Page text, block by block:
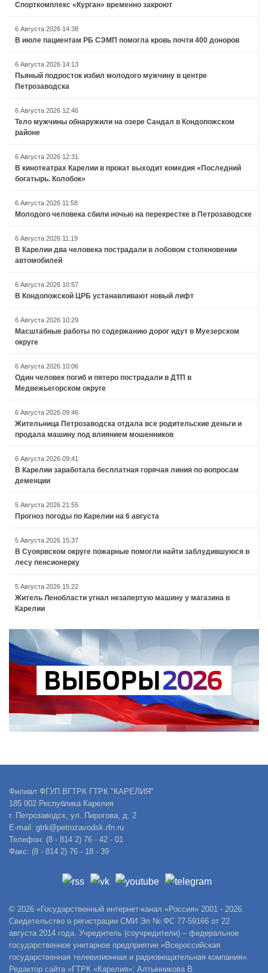
Спорткомплекс «Курган» временно закроют
6 Августа 2026 14:38
В июле пациентам РБ СЭМП помогла кровь почти 400 доноров
6 Августа 2026 14:13
Пьяный подросток избил молодого мужчину в центре
Петрозаводска
6 Августа 2026 12:46
Тело мужчины обнаружили на озере Сандал в Кондопожском
районе
6 Августа 2026 12:31
В кинотеатрах Карелии в прокат выходит комедия «Последний
богатырь. Колобок»
6 Августа 2026 11:58
Молодого человека сбили ночью на перекрестке в Петрозаводске
6 Августа 2026 11:19
В Карелии два человека пострадали в лобовом столкновении
автомобилей
6 Августа 2026 10:57
В Кондопожской ЦРБ устанавливают новый лифт
6 Августа 2026 10:29
Масштабные работы по содержанию дорог идут в Муезерском
округе
6 Августа 2026 10:06
Один человек погиб и пятеро пострадали в ДТП в
Медвежьегорском округе
6 Августа 2026 09:46
Жительница Петрозаводска отдала все родительские деньги и
продала машину под влиянием мошенников
6 Августа 2026 09:41
В Карелии заработала бесплатная горячая линия по вопросам
деменции
5 Августа 2026 21:55
Прогноз погоды по Карелии на 6 августа
5 Августа 2026 15:37
В Суоярвском округе пожарные помогли найти заблудившуюся в
лесу пенсионерку
5 Августа 2026 15:22
Житель Ленобласти угнал незапертую машину у магазина в
Карелии
Филиал ФГУП ВГТРК ГТРК "КАРЕЛИЯ"
185 002 Республика Карелия
г. Петрозаводск, ул. Пирогова, д. 2
E-mail: gtrk@petrozavodsk.rfn.ru
Телефон: (8 - 814 2) 76 - 42 - 01
Факс: (8 - 814 2) 76 - 18 - 39
© 2026 «Государственный интернет-канал «Россия» 2001 - 2026.
Свидетельство о регистрации СМИ Эл № ФС 77-59166 от 22
августа 2014 года. Учредитель (соучредители) – федеральное
государственное унитарное предприятие «Всероссийская
государственная телевизионная и радиовещательная компания».
Редактор сайта «ГТРК «Карелия»: Алтынникова В.